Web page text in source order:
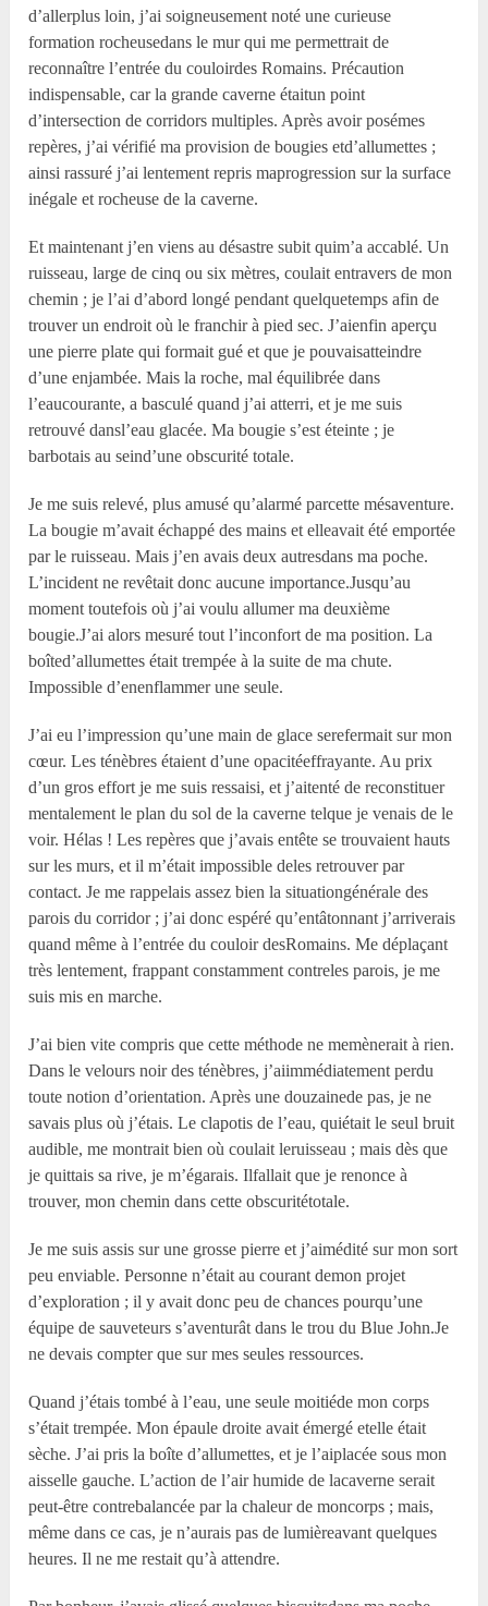
d’allerplus loin, j’ai soigneusement noté une curieuse
formation rocheusedans le mur qui me permettrait de
reconnaître l’entrée du couloirdes Romains. Précaution
indispensable, car la grande caverne étaitun point
d’intersection de corridors multiples. Après avoir posémes
repères, j’ai vérifié ma provision de bougies etd’allumettes ;
ainsi rassuré j’ai lentement repris maprogression sur la surface
inégale et rocheuse de la caverne.
Et maintenant j’en viens au désastre subit quim’a accablé. Un
ruisseau, large de cinq ou six mètres, coulait entravers de mon
chemin ; je l’ai d’abord longé pendant quelquetemps afin de
trouver un endroit où le franchir à pied sec. J’aienfin aperçu
une pierre plate qui formait gué et que je pouvaisatteindre
d’une enjambée. Mais la roche, mal équilibrée dans
l’eaucourante, a basculé quand j’ai atterri, et je me suis
retrouvé dansl’eau glacée. Ma bougie s’est éteinte ; je
barbotais au seind’une obscurité totale.
Je me suis relevé, plus amusé qu’alarmé parcette mésaventure.
La bougie m’avait échappé des mains et elleavait été emportée
par le ruisseau. Mais j’en avais deux autresdans ma poche.
L’incident ne revêtait donc aucune importance.Jusqu’au
moment toutefois où j’ai voulu allumer ma deuxième
bougie.J’ai alors mesuré tout l’inconfort de ma position. La
boîted’allumettes était trempée à la suite de ma chute.
Impossible d’enenflammer une seule.
J’ai eu l’impression qu’une main de glace serefermait sur mon
cœur. Les ténèbres étaient d’une opacitéeffrayante. Au prix
d’un gros effort je me suis ressaisi, et j’aitenté de reconstituer
mentalement le plan du sol de la caverne telque je venais de le
voir. Hélas ! Les repères que j’avais entête se trouvaient hauts
sur les murs, et il m’était impossible deles retrouver par
contact. Je me rappelais assez bien la situationgénérale des
parois du corridor ; j’ai donc espéré qu’entâtonnant j’arriverais
quand même à l’entrée du couloir desRomains. Me déplaçant
très lentement, frappant constamment contreles parois, je me
suis mis en marche.
J’ai bien vite compris que cette méthode ne memènerait à rien.
Dans le velours noir des ténèbres, j’aiimmédiatement perdu
toute notion d’orientation. Après une douzainede pas, je ne
savais plus où j’étais. Le clapotis de l’eau, quiétait le seul bruit
audible, me montrait bien où coulait leruisseau ; mais dès que
je quittais sa rive, je m’égarais. Ilfallait que je renonce à
trouver, mon chemin dans cette obscuritétotale.
Je me suis assis sur une grosse pierre et j’aimédité sur mon sort
peu enviable. Personne n’était au courant demon projet
d’exploration ; il y avait donc peu de chances pourqu’une
équipe de sauveteurs s’aventurât dans le trou du Blue John.Je
ne devais compter que sur mes seules ressources.
Quand j’étais tombé à l’eau, une seule moitiéde mon corps
s’était trempée. Mon épaule droite avait émergé etelle était
sèche. J’ai pris la boîte d’allumettes, et je l’aiplacée sous mon
aisselle gauche. L’action de l’air humide de lacaverne serait
peut-être contrebalancée par la chaleur de moncorps ; mais,
même dans ce cas, je n’aurais pas de lumièreavant quelques
heures. Il ne me restait qu’à attendre.